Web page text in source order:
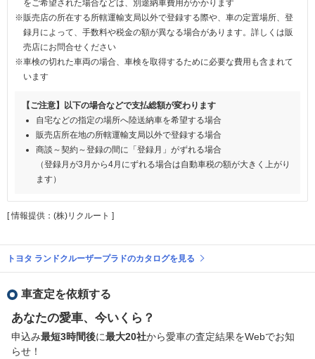
をご希望された場合などは、別途納車費用がかかります
※販売店の所在する所轄運輸支局以外で登録する際や、車の定置場所、登
録月によって、手数料や税金の額が異なる場合があります。詳しくは販
売店にお問合せください
※車検の切れた車両の場合、車検を取得するために必要な費用も含まれて
います
【ご注意】以下の場合などで支払総額が変わります
自宅などの指定の場所へ陸送納車を希望する場合
販売店所在地の所轄運輸支局以外で登録する場合
商談～契約～登録の間に「登録月」がずれる場合
（登録月が3月から4月にずれる場合は自動車税の額が大きく上がり
ます）
[ 情報提供：(株)リクルート ]
トヨタ ランドクルーザープラドのカタログを見る
車査定を依頼する
あなたの愛車、今いくら？
申込み最短3時間後に最大20社から愛車の査定結果をWebでお知
らせ！